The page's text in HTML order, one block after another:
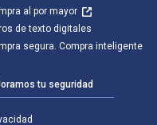
al por mayor
de texto digitales
segura. Compra inteligente
tu seguridad